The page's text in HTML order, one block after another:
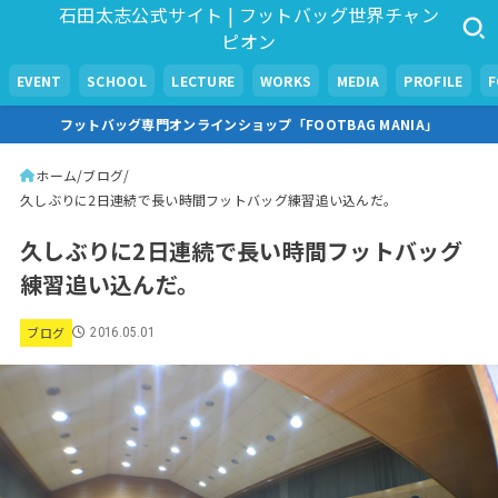
石田太志公式サイト | フットバッグ世界チャン
ピオン
EVENT SCHOOL LECTURE WORKS MEDIA PROFILE
フットバッグ専門オンラインショップ「FOOTBAG MANIA」
ホーム ブログ
久しぶりに2日連続で長い時間フットバッグ練習追い込んだ。
久しぶりに2日連続で長い時間フットバッグ
練習追い込んだ。
ブログ 2016.05.01